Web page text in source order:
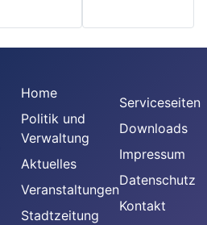
Home
Politik und
Verwaltung
Aktuelles
Veranstaltungen
Stadtzeitung
Serviceseiten
Downloads
Impressum
Datenschutz
Kontakt